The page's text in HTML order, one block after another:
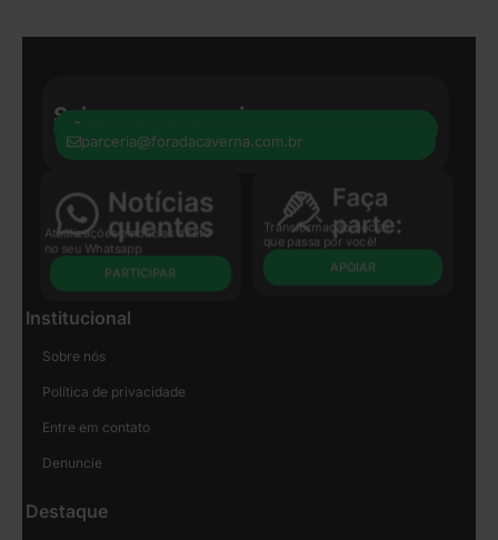
Seja nosso parceiro:
parceria@foradacaverna.com.br
Atualizações e notícias direto
no seu Whatsapp
PARTICIPAR
Transformação Social
que passa por você!
APOIAR
Institucional
Sobre nós
Política de privacidade
Entre em contato
Denuncie
Destaque